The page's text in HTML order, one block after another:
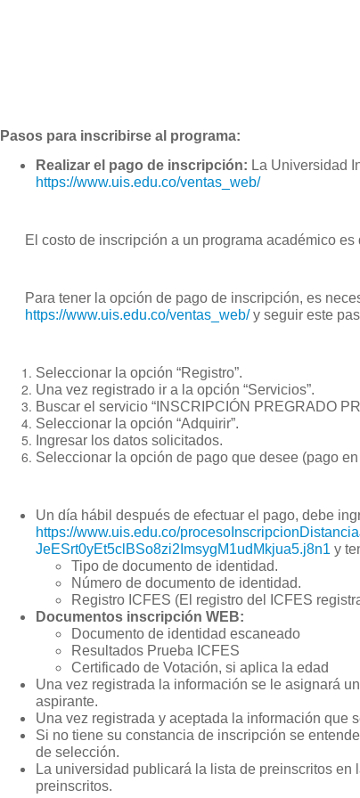
Pasos para inscribirse al programa:
Realizar el pago de inscripción: La Universidad
https://www.uis.edu.co/ventas_web/
El costo de inscripción a un programa académico es
Para tener la opción de pago de inscripción, es
https://www.uis.edu.co/ventas_web/y seguir este
Seleccionar la opción “Registro”.
Una vez registrado ir a la opción “Servicios”.
Buscar el servicio “INSCRIPCIÓN PREGRADO
Seleccionar la opción “Adquirir”.
Ingresar los datos solicitados.
Seleccionar la opción de pago que desee (pago
Un día hábil después de efectuar el pago, debe
https://www.uis.edu.co/
JeESrt0yEt5clBSo8zi2ImsygM1udMkjua5.j8n1 y
Tipo de documento de identidad.
Número de documento de identidad.
Registro ICFES (El registro del ICFES
Documentos inscripción WEB:
Documento de identidad escaneado
Resultados Prueba ICFES
Certificado de Votación, si aplica la edad
Una vez registrada la información se le asignará
aspirante.
Una vez registrada y aceptada la información que
Si no tiene su constancia de inscripción se
de selección.
La universidad publicará la lista de preinscritos en
preinscritos.